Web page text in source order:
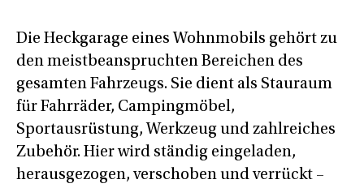
Die Heckgarage eines Wohnmobils gehört zu
den meistbeanspruchten Bereichen des
gesamten Fahrzeugs. Sie dient als Stauraum
für Fahrräder, Campingmöbel,
Sportausrüstung, Werkzeug und zahlreiches
Zubehör. Hier wird ständig eingeladen,
herausgezogen, verschoben und verrückt –